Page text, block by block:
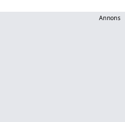
Annons